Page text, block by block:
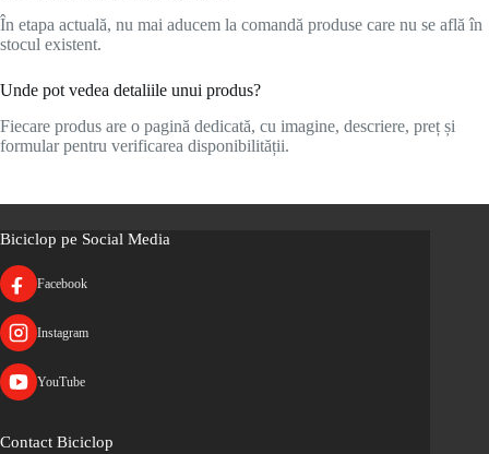
În etapa actuală, nu mai aducem la comandă produse care nu se află în
stocul existent.
Unde pot vedea detaliile unui produs?
Fiecare produs are o pagină dedicată, cu imagine, descriere, preț și
formular pentru verificarea disponibilității.
Biciclop pe Social Media
Facebook
Instagram
YouTube
Contact Biciclop